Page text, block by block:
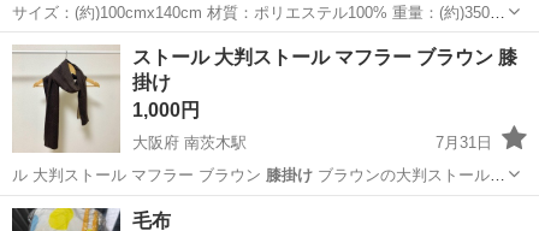
サイズ：(約)100cmx140cm 材質：ポリエステル100% 重量：(約)350g
新品 : 3枚 中古 : 7枚 計 10枚 肌触りの良い大判ブランケットです。
丸洗い可。
宮城 仙台市 陸前落合駅 その他
ストール 大判ストール マフラー ブラウン 膝
掛け
1,000円
大阪府 南茨木駅
7月31日
ル 大判ストール マフラー ブラウン 膝掛けブラウンの大判ストールで
す。 柔ら…
大阪 茨木市 南茨木駅
毛布